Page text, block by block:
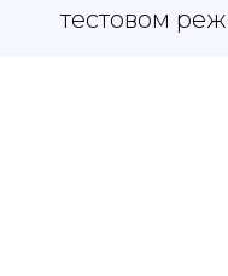
тестовом